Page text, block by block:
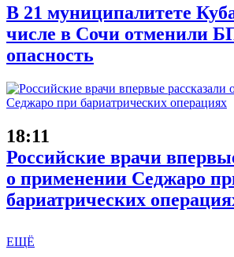
В 21 муниципалитете
числе в Сочи отменили
опасность
18:11
Российские врачи
о применении Седжаро
бариатрических
ЕЩЁ